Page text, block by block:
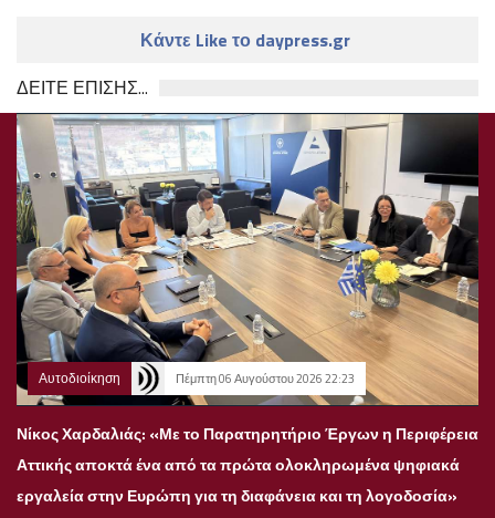
Κάντε Like το daypress.gr
ΔΕΙΤΕ ΕΠΙΣΗΣ...
Αυτοδιοίκηση Πέμπτη 06 Αυγούστου 2026 22:23
Νίκος Χαρδαλιάς: «Με το Παρατηρητήριο Έργων η Περιφέρεια
Αττικής αποκτά ένα από τα πρώτα ολοκληρωμένα ψηφιακά
εργαλεία στην Ευρώπη για τη διαφάνεια και τη λογοδοσία»